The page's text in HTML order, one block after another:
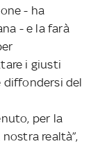
- ha
- e la farà
i giusti
diffondersi del
per la
realtà”,